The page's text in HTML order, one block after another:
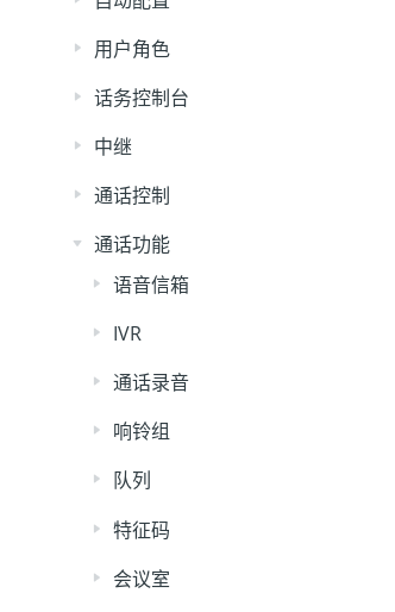
用户角色
话务控制台
中继
通话控制
通话功能
语音信箱
IVR
通话录音
响铃组
队列
特征码
会议室